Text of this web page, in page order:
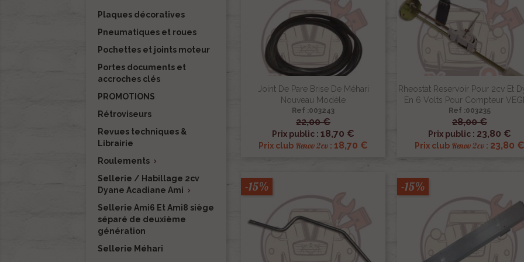
Plaques décoratives
Pneumatiques et roues
Pochettes et joints moteur
Portes documents et
accroches clés
PROMOTIONS
Rétroviseurs
Revues techniques &
Librairie
Roulements 
Sellerie / Habillage 2cv
Dyane Acadiane Ami 
Sellerie Ami6 Et Ami8 siège
séparé de deuxième
génération
Sellerie Méhari
Joint De Pare Brise De Méhari
Nouveau Modèle
Ref :003243
22,00 €
Prix public :18,70 €
Prix club Renov 2cv :18,70 €
 Aperçu rapide
Rheostat Reservoir Pour 2cv Et
En 6 Volts Pour Compteur
Ref :003235
28,00 €
Prix public : 23,80 €
Prix club Renov 2cv: 23,80 €
 Aperçu rapide
-15% -15%